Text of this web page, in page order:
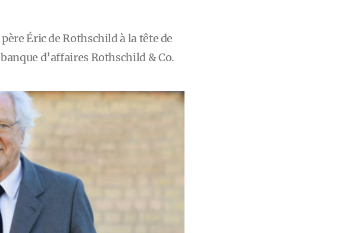
Éric de Rothschild à la tête de
d’affaires Rothschild & Co.